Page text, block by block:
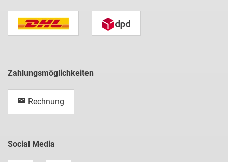
Zahlungsmöglichkeiten
Rechnung
Social Media